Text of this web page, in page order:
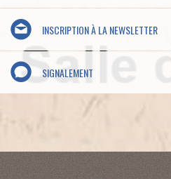
INSCRIPTION À LA NEWSLETTER
SIGNALEMENT